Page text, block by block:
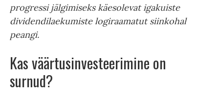
progressi jälgimiseks käesolevat igakuiste
dividendilaekumiste logiraamatut siinkohal
peangi.
Kas väärtusinvesteerimine on
surnud?